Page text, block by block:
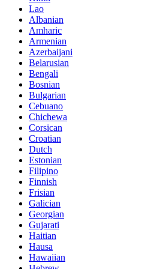
Lao
Albanian
Amharic
Armenian
Azerbaijani
Belarusian
Bengali
Bosnian
Bulgarian
Cebuano
Chichewa
Corsican
Croatian
Dutch
Estonian
Filipino
Finnish
Frisian
Galician
Georgian
Gujarati
Haitian
Hausa
Hawaiian